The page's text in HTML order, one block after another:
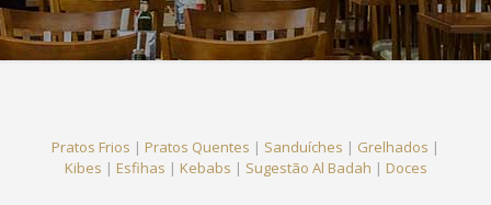
Pratos Frios | Pratos Quentes | Sanduíches | Grelhados |
Kibes | Esfihas | Kebabs | Sugestão Al Badah | Doces